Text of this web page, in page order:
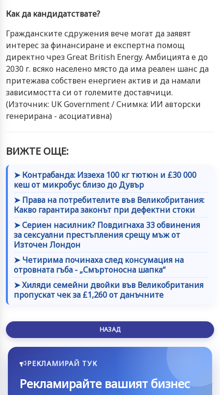
Как да кандидатствате?
Гражданските сдружения вече могат да заявят
интерес за финансиране и експертна помощ
директно чрез Great British Energy. Амбицията е до
2030 г. всяко населено място да има реален шанс да
притежава собствен енергиен актив и да намали
зависимостта си от големите доставчици.
(Източник: UK Government / Снимка: ИИ авторски
генерирана - асоциативна)
ВИЖТЕ ОЩЕ:
➤ Контрабанда: Иззеха 100 кг тютюн и £30 000
кеш от микробус близо до Дувър
➤ Права на потребителите във Великобритания:
Какво гарантира законът при дефектни стоки
➤ Сериен насилник? Повдигнаха 33 обвинения
за сексуални престъпления срещу мъж от
Източен Лондон
➤ Четирима починаха след консумация на
отровната гъба - „Смъртоносна шапка“
➤ Хиляди семейни двойки във Великобритания
пропускат чек за £1,260 от данъчните
НАЗАД
РЕКЛАМИРАЙ ТУК
Рекламирайте вашият бизнес